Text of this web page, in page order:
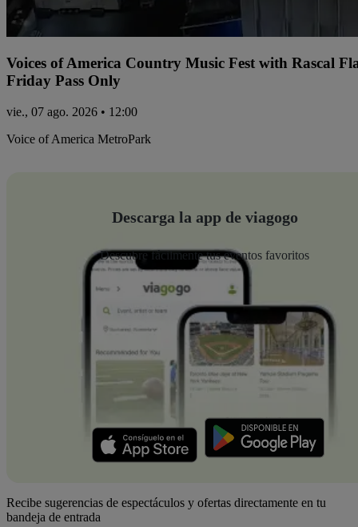
Voices of America Country Music Fest with Rascal
Friday Pass Only
vie., 07 ago. 2026 • 12:00
Voice of America MetroPark
Descarga la app de viagogo
Descubre fácilmente tus eventos favoritos
Recibe sugerencias de espectáculos y ofertas directamente en tu
bandeja de entrada